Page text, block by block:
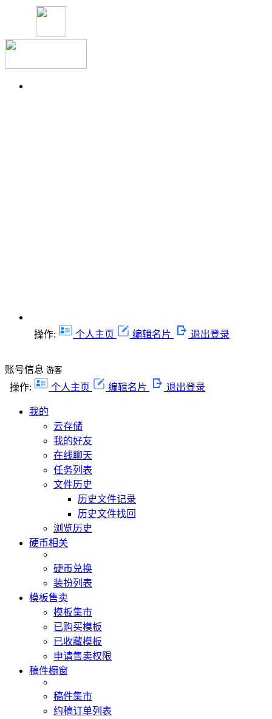
操作: 个人主页 编辑名片 退出登录
账号信息 游客
操作: 个人主页 编辑名片 退出登录
我的
云存储
我的好友
在线聊天
任务列表
文件历史
历史文件记录
历史文件找回
浏览历史
硬币相关
硬币兑换
装扮列表
模板售卖
模板集市
已购买模板
已收藏模板
申请售卖权限
稿件橱窗
稿件集市
约稿订单列表